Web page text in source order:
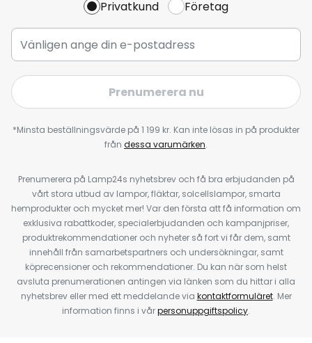
Privatkund Företag
Prenumerera nu
*Minsta beställningsvärde på 1 199 kr. Kan inte lösas in på produkter
från dessa varumärken.
Prenumerera på Lamp24s nyhetsbrev och få bra erbjudanden på
vårt stora utbud av lampor, fläktar, solcellslampor, smarta
hemprodukter och mycket mer! Var den första att få information om
exklusiva rabattkoder, specialerbjudanden och kampanjpriser,
produktrekommendationer och nyheter så fort vi får dem, samt
innehåll från samarbetspartners och undersökningar, samt
köprecensioner och rekommendationer. Du kan när som helst
avsluta prenumerationen antingen via länken som du hittar i alla
nyhetsbrev eller med ett meddelande via kontaktformuläret. Mer
information finns i vårpersonuppgiftspolicy.